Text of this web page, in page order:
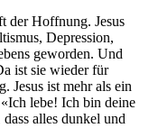
der Hoffnung. Jesus
Depression,
geworden. Und
ist sie wieder für
Jesus ist mehr als ein
lebe! Ich bin deine
alles dunkel und